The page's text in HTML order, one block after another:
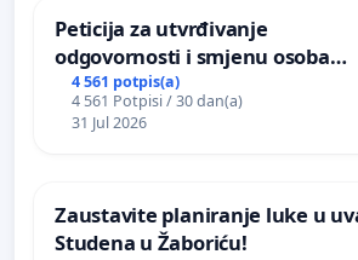
Peticija za utvrđivanje
odgovornosti i smjenu osoba
odgovornih za incident u
Zoološkom vrtu Grada Zagreba
4 561 potpis(a)
4 561 Potpisi / 30 dan(a)
31 Jul 2026
Zaustavite planiranje luke u
Studena u Žaboriću!